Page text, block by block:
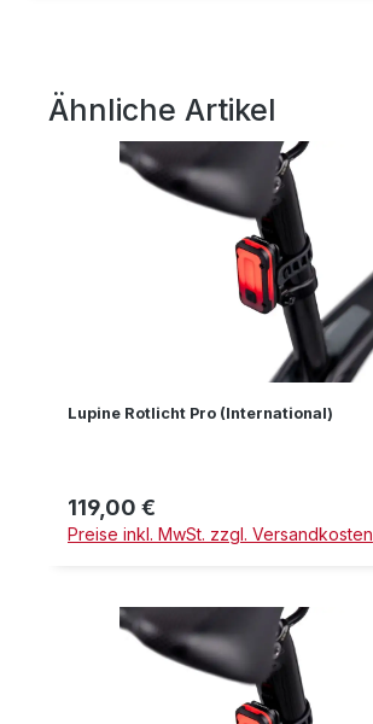
Produktgalerie überspringen
Ähnliche Artikel
Lupine Rotlicht Pro (International)
Regulärer Preis:
119,00 €
Preise inkl. MwSt. zzgl. Versandkosten